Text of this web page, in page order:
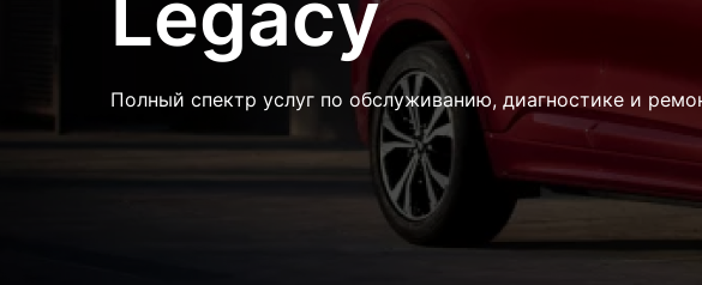
Полный спектр услуг по обслуживанию, диагностике и